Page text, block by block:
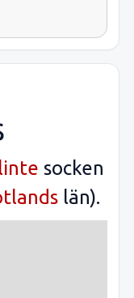
socken
län).